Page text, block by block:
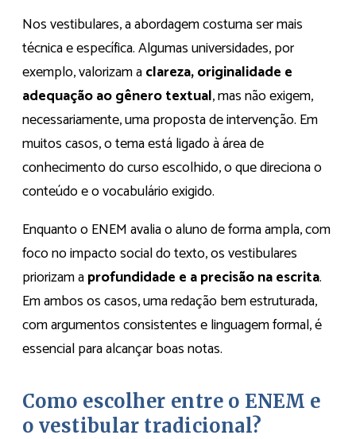
Nos vestibulares, a abordagem costuma ser mais
técnica e específica. Algumas universidades, por
exemplo, valorizam aclareza, originalidade e
adequação ao gênero textual, mas não exigem,
necessariamente, uma proposta de intervenção. Em
muitos casos, o tema está ligado à área de
conhecimento do curso escolhido, o que direciona o
conteúdo e o vocabulário exigido.
Enquanto o ENEM avalia o aluno de forma ampla, com
foco no impacto social do texto, os vestibulares
priorizam aprofundidade e a precisão na escrita.
Em ambos os casos, uma redação bem estruturada,
com argumentos consistentes e linguagem formal, é
essencial para alcançar boas notas.
Como escolher entre o ENEM e
o vestibular tradicional?